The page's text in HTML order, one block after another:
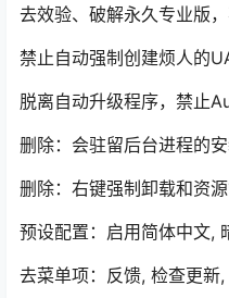
去效验、破解永久专业版
禁止自动强制创建烦人的
脱离自动升级程序，禁止
删除：会驻留后台进程的
删除：右键强制卸载和资
预设配置：启用简体中文,
去菜单项：反馈, 检查更新